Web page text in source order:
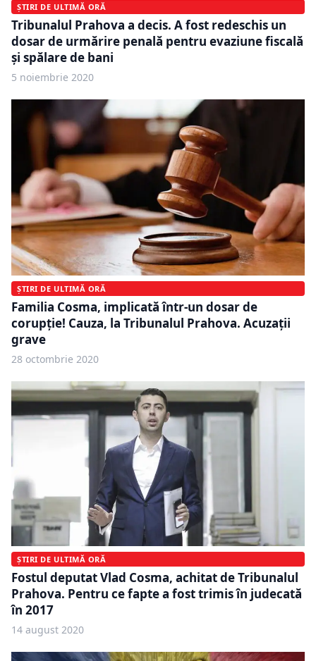
ȘTIRI DE ULTIMĂ ORĂ
Tribunalul Prahova a decis. A fost redeschis un
dosar de urmărire penală pentru evaziune fiscală
şi spălare de bani
5 noiembrie 2020
ȘTIRI DE ULTIMĂ ORĂ
Familia Cosma, implicată într-un dosar de
corupție! Cauza, la Tribunalul Prahova. Acuzații
grave
28 octombrie 2020
ȘTIRI DE ULTIMĂ ORĂ
Fostul deputat Vlad Cosma, achitat de Tribunalul
Prahova. Pentru ce fapte a fost trimis în judecată
în 2017
14 august 2020